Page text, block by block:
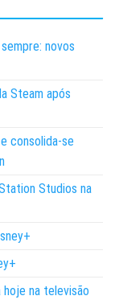
novos
Steam após
consolida-se
Studios na
na televisão